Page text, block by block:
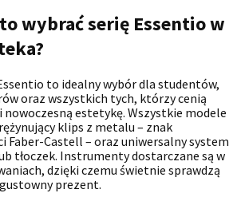
wybrać serię Essentio w
to idealny wybór dla studentów,
oraz wszystkich tych, którzy cenią
nowoczesną estetykę. Wszystkie modele
klips z metalu – znak
Faber-Castell – oraz uniwersalny system
tłoczek. Instrumenty dostarczane są w
dzięki czemu świetnie sprawdzą
prezent.